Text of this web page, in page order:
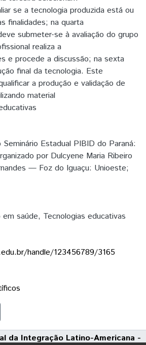
se a tecnologia produzida está ou
finalidades; na quarta
submeter-se à avaliação do grupo
realiza a
e procede a discussão; na sexta
final da tecnologia. Este
a produção e validação de
material
Estadual PIBID do Paraná:
por Dulcyene Maria Ribeiro
— Foz do Iguaçu: Unioeste;
em saúde, Tecnologias educativas
handle/123456789/3165
da Integração Latino-Americana -